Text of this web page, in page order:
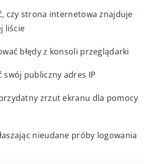
czy strona internetowa znajduje
liście
błędy z konsoli przeglądarki
swój publiczny adres IP
zrzut ekranu dla pomocy
nieudane próby logowania